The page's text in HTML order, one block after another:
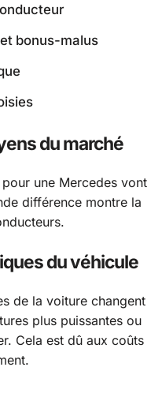
bonus-malus
du marché
une Mercedes vont
différence montre la
du véhicule
de la voiture changent
plus puissantes ou
Cela est dû aux coûts